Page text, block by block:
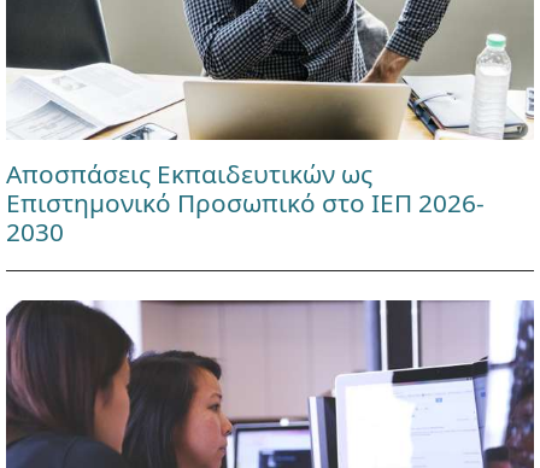
Αποσπάσεις Εκπαιδευτικών ως
Επιστημονικό Προσωπικό στο ΙΕΠ 2026-
2030